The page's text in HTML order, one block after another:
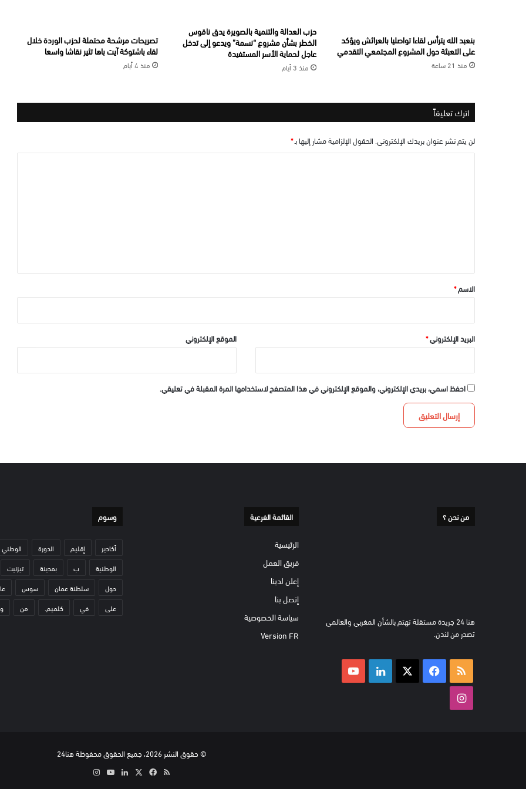
بنعبد الله يترأس لقاءا تواصليا بالعرائش ويؤكد
على التعبئة حول المشروع المجتمعي التقدمي
منذ 21 ساعة
حزب العدالة والتنمية بالصويرة يدق ناقوس
الخطر بشأن مشروع “نسمة” ويدعو إلى تدخل
عاجل لحماية الأسر المستفيدة
منذ 3 أيام
تصريحات مرشحة محتملة لحزب الوردة خلال
لقاء باشتوكة آيت باها تثير نقاشا واسعا
منذ 4 أيام
اترك تعليقاً
لن يتم نشر عنوان بريدك الإلكتروني. الحقول الإلزامية مشار إليها بـ*
*الاسم*
البريد الإلكتروني* الموقع الإلكتروني
احفظ اسمي، بريدي الإلكتروني، والموقع الإلكتروني في هذا المتصفح لاستخدامها المرة المقبلة في تعليقي.
من نحن ؟
هنا 24 جريدة مستقلة تهتم بالشأن المغربي والعالمي
تصدر من لندن.
ملخص فيسبوك لينكدإن
القائمة الفرعية
الرئيسية
فريق العمل
إعلن لدينا
إتصل بنا
سياسة الخصوصية
Version FR
وسوم
أكادير إقليم الدورة
الوطني
الوطنية
ب بمدينة تيزنيت
حول
سلطنة عمان سوس
على
في كلميم. من و
© حقوق النشر 2026، جميع الحقوق محفوظة هنا24
ملخص فيسبوك لينكدإن ‫YouTube